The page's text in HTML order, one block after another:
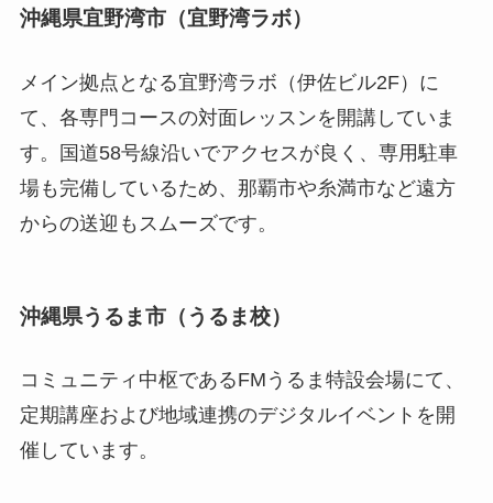
沖縄県宜野湾市（宜野湾ラボ）
メイン拠点となる宜野湾ラボ（伊佐ビル2F）に
て、各専門コースの対面レッスンを開講していま
す。国道58号線沿いでアクセスが良く、専用駐車
場も完備しているため、那覇市や糸満市など遠方
からの送迎もスムーズです。
沖縄県うるま市（うるま校）
コミュニティ中枢であるFMうるま特設会場にて、
定期講座および地域連携のデジタルイベントを開
催しています。